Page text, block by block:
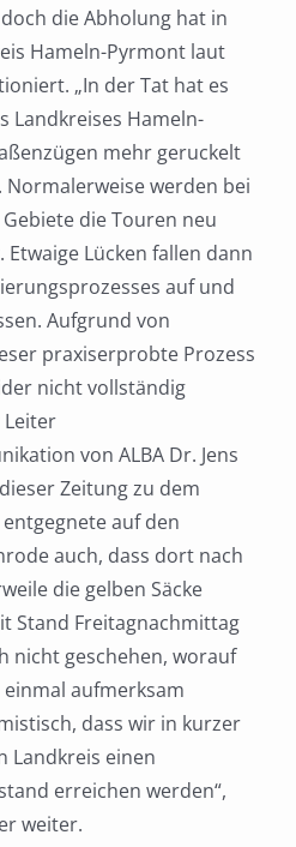
die Abholung hat in
Hameln-Pyrmont laut
„In der Tat hat es
Landkreises Hameln-
mehr geruckelt
werden bei
die Touren neu
Lücken fallen dann
auf und
Aufgrund von
praxiserprobte Prozess
nicht vollständig
Leiter
von ALBA Dr. Jens
Zeitung zu dem
auf den
auch, dass dort nach
die gelben Säcke
Stand Freitagnachmittag
nicht geschehen, worauf
aufmerksam
dass wir in kurzer
Landkreis einen
erreichen werden“,
weiter.